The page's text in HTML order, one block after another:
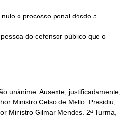
unânime. Ausente, justificadamente,
Ministro Celso de Mello. Presidiu,
Ministro Gilmar Mendes. 2ª Turma,